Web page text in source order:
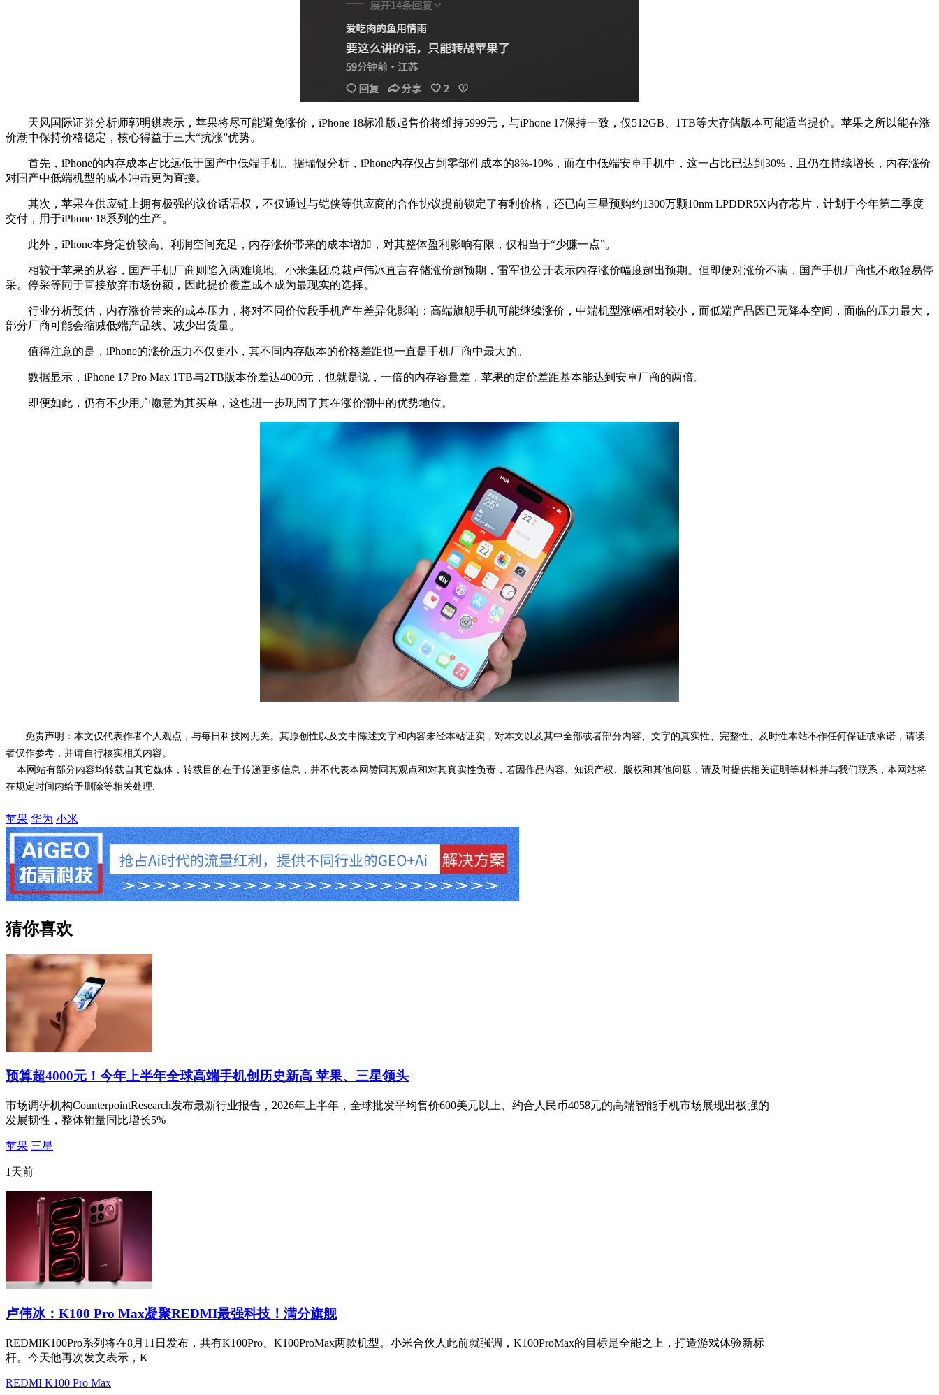
天风国际证券分析师郭明錤表示，苹果将尽可能避免涨价，iPhone 18标准版起售价将维持5999元，与iPhone 17保持一致，仅512GB、1TB等大存储版本可能适当提价。苹果之所以能在涨
价潮中保持价格稳定，核心得益于三大“抗涨”优势。
首先，iPhone的内存成本占比远低于国产中低端手机。据瑞银分析，iPhone内存仅占到零部件成本的8%-10%，而在中低端安卓手机中，这一占比已达到30%，且仍在持续增长，内存涨价
对国产中低端机型的成本冲击更为直接。
其次，苹果在供应链上拥有极强的议价话语权，不仅通过与铠侠等供应商的合作协议提前锁定了有利价格，还已向三星预购约1300万颗10nm LPDDR5X内存芯片，计划于今年第二季度
交付，用于iPhone 18系列的生产。
此外，iPhone本身定价较高、利润空间充足，内存涨价带来的成本增加，对其整体盈利影响有限，仅相当于“少赚一点”。
相较于苹果的从容，国产手机厂商则陷入两难境地。小米集团总裁卢伟冰直言存储涨价超预期，雷军也公开表示内存涨价幅度超出预期。但即便对涨价不满，国产手机厂商也不敢轻易停
采。停采等同于直接放弃市场份额，因此提价覆盖成本成为最现实的选择。
行业分析预估，内存涨价带来的成本压力，将对不同价位段手机产生差异化影响：高端旗舰手机可能继续涨价，中端机型涨幅相对较小，而低端产品因已无降本空间，面临的压力最大，
部分厂商可能会缩减低端产品线、减少出货量。
值得注意的是，iPhone的涨价压力不仅更小，其不同内存版本的价格差距也一直是手机厂商中最大的。
数据显示，iPhone 17 Pro Max 1TB与2TB版本价差达4000元，也就是说，一倍的内存容量差，苹果的定价差距基本能达到安卓厂商的两倍。
即便如此，仍有不少用户愿意为其买单，这也进一步巩固了其在涨价潮中的优势地位。
免责声明：本文仅代表作者个人观点，与每日科技网无关。其原创性以及文中陈述文字和内容未经本站证实，对本文以及其中全部或者部分内容、文字的真实性、完整性、及时性本站不作任何保证或承诺，请读
者仅作参考，并请自行核实相关内容。
本网站有部分内容均转载自其它媒体，转载目的在于传递更多信息，并不代表本网赞同其观点和对其真实性负责，若因作品内容、知识产权、版权和其他问题，请及时提供相关证明等材料并与我们联系，本网站将
在规定时间内给予删除等相关处理.
苹果 华为 小米
猜你喜欢
预算超4000元！今年上半年全球高端手机创历史新高 苹果、三星领头
市场调研机构CounterpointResearch发布最新行业报告，2026年上半年，全球批发平均售价600美元以上、约合人民币4058元的高端智能手机市场展现出极强的
发展韧性，整体销量同比增长5%
苹果 三星
1天前
卢伟冰：K100 Pro Max凝聚REDMI最强科技！满分旗舰
REDMIK100Pro系列将在8月11日发布，共有K100Pro、K100ProMax两款机型。小米合伙人此前就强调，K100ProMax的目标是全能之上，打造游戏体验新标
杆。今天他再次发文表示，K
REDMI K100 Pro Max